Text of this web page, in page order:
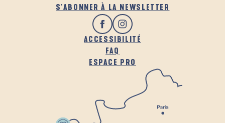
S'ABONNER À LA NEWSLETTER
ACCESSIBILITÉ
FAQ
ESPACE PRO